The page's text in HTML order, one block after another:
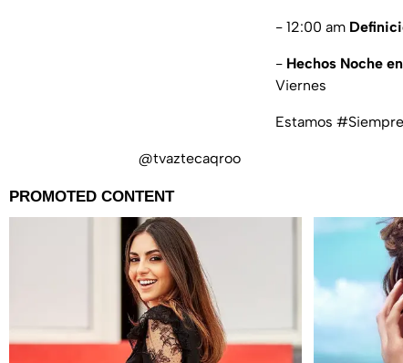
- 12:00 am
- Hechos Noche
Viernes
Estamos
@tvaztecaqroo